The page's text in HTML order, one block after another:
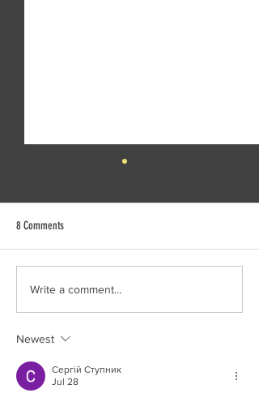
Creek Daze Mandala Stage!
8 Comments
Write a comment...
Newest
Сергій Ступник
Jul 28